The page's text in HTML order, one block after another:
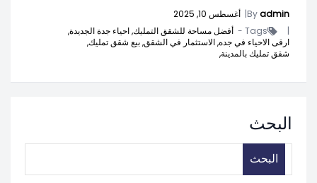
Byadmin
| أغسطس 10, 2025
|
Tags - أفضل مساحة للشقق التمليك,احياء جدة الجديدة,
ارقى الاحياء في جده,الاستثمار في الشقق,بيع شقق تمليك,
شقق تمليك بالمدينة,
البحث
البحث